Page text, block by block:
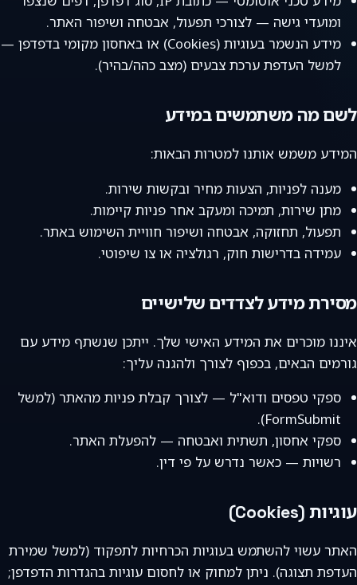
ומועדי גישה — לצורכי תפעול, אבטחה ושיפור האתר.
מידע הנשמר בעוגיות (Cookies) או באחסון מקומי בדפדפן —
למשל העדפת ערכת צבעים (מצב כהה/בהיר).
לשם מה משתמשים במידע
המידע משמש אותנו למטרות הבאות:
מענה לפניות, הצעות מחיר ובקשות שירות.
מתן שירות, תמיכה ומעקב אחר פניות קיימות.
תפעול, תחזוקה, אבטחה ושיפור חוויית השימוש באתר.
עמידה בדרישות חוק, רגולציה או צו שיפוטי.
מסירת מידע לצדדים שלישיים
איננו מוכרים את המידע האישי שלך. ייתכן שנשתף מידע עם
גורמים הבאים, בכפוף לצורך ולהגנה עליך:
ספקי טפסים ודוא"ל — לצורך קבלת פניות מהאתר (למשל
FormSubmit).
ספקי אחסון, תשתית ואבטחה — להפעלת האתר.
רשויות — כאשר נדרש על פי דין.
עוגיות (Cookies)
האתר עשוי להשתמש בעוגיות הכרחיות לתפקוד (למשל שמירת
העדפת תצוגה). ניתן למחוק או לחסום עוגיות בהגדרות הדפדפן;